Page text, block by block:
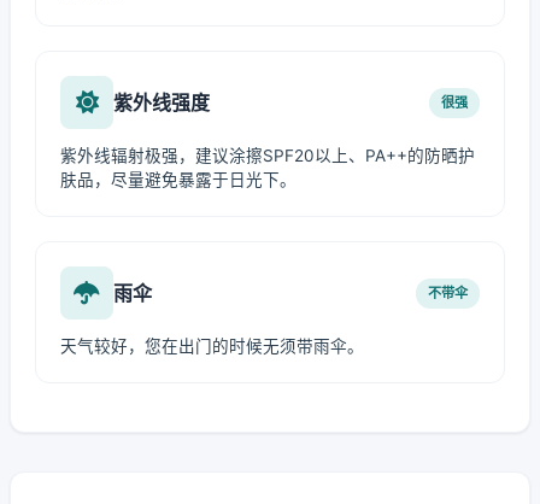
紫外线强度 很强
紫外线辐射极强，建议涂擦SPF20以上、PA++的防晒护
肤品，尽量避免暴露于日光下。
雨伞 不带伞
天气较好，您在出门的时候无须带雨伞。